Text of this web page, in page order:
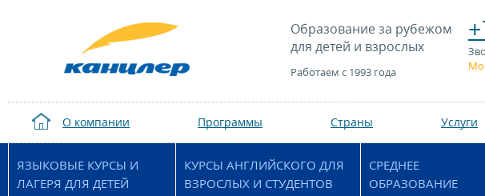
Образование за рубежом
для детей и взрослых
Работаем с 1993 года
О компании Программы Страны Услуги
ЯЗЫКОВЫЕ КУРСЫ И
ЛАГЕРЯ ДЛЯ ДЕТЕЙ
КУРСЫ АНГЛИЙСКОГО ДЛЯ
ВЗРОСЛЫХ И СТУДЕНТОВ
СРЕДНЕЕ
ОБРАЗОВАНИЕ